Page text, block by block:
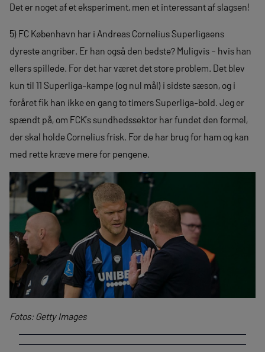
Det er noget af et eksperiment, men et interessant af slagsen!
5) FC København har i Andreas Cornelius Superligaens
dyreste angriber. Er han også den bedste? Muligvis – hvis han
ellers spillede. For det har været det store problem. Det blev
kun til 11 Superliga-kampe (og nul mål) i sidste sæson, og i
foråret fik han ikke en gang to timers Superliga-bold. Jeg er
spændt på, om FCK’s sundhedssektor har fundet den formel,
der skal holde Cornelius frisk. For de har brug for ham og kan
med rette kræve mere for pengene.
Fotos: Getty Images